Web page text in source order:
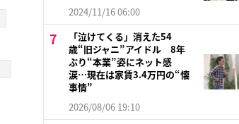
2024/11/16 06:00
「泣けてくる」消えた54
歳“旧ジャニ”アイドル 8年
ぶり“本業”姿にネット感
涙…現在は家賃3.4万円の“懐
事情”
2026/08/06 19:10